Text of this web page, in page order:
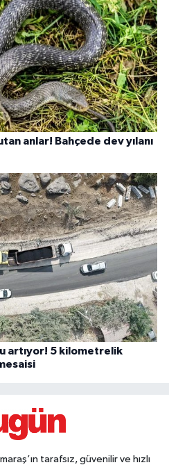
anlar! Bahçede dev yılanı
artıyor! 5 kilometrelik
tarafsız, güvenilir ve hızlı